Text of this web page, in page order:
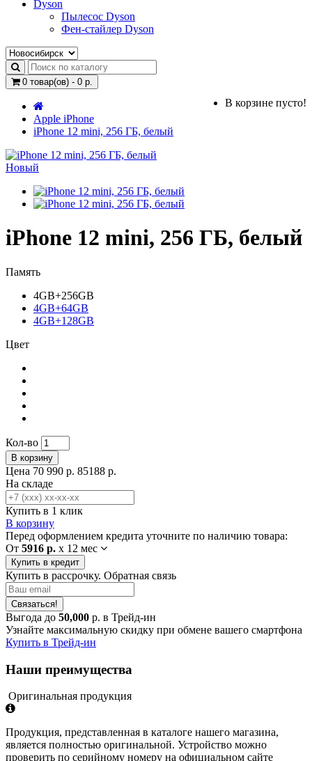
Dyson
Пылесос Dyson
Фен-стайлер Dyson
0 товар(ов) - 0 р.
В корзине пусто!
Apple iPhone
iPhone 12 mini, 256 ГБ, белый
Новый
iPhone 12 mini, 256 ГБ, белый
Память
4GB+256GB
4GB+64GB
4GB+128GB
Цвет
Кол-во
В корзину
Цена 70 990 р. 85188 р.
На складе
Купить в 1 клик
В корзину
Перед оформлением кредита уточните по наличию товара:
От 5916 р. x 12 мес
Купить в кредит
Купить в рассрочку. Обратная связь
Связаться!
Выгода до 50,000 р. в Трейд-ин
Узнайте максимальную скидку при обмене вашего смартфона
Купить в Трейд-ин
Наши преимущества
Оригинальная продукция
Продукция, представленная в каталоге нашего магазина,
является полностью оригинальной. Устройство можно
проверить по серийному номеру на официальном сайте